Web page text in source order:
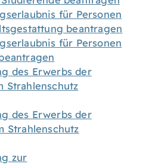
für Personen
beantragen
für Personen
des Erwerbs der
Strahlenschutz
des Erwerbs der
Strahlenschutz
zur